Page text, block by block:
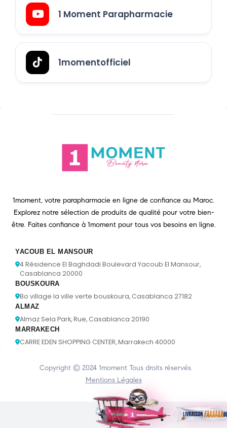
1 Moment Parapharmacie
1momentofficiel
1moment, votre parapharmacie en ligne de confiance au Maroc.
Explorez notre sélection de produits de qualité pour votre bien-
être. Faites confiance à 1moment pour tous vos besoins en ligne.
YACOUB EL MANSOUR
4 Résidence El Baghdadi Boulevard Yacoub El Mansour,
Casablanca 20000
BOUSKOURA
Bo village la ville verte bouskoura, Casablanca 27182
ALMAZ
Almaz Sela Park, Rue, Casablanca 20190
MARRAKECH
CARRE EDEN SHOPPING CENTER, Marrakech 40000
Copyright © 2024 1moment Tous droits réservés.
Mentions Légales